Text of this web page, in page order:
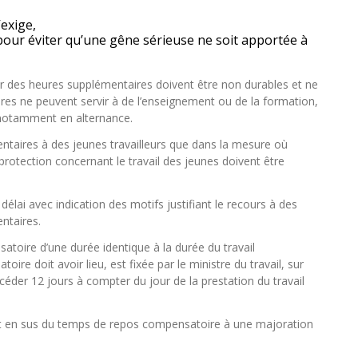
éviter qu’une gêne sérieuse ne soit apportée à
heures supplémentaires doivent être non durables et ne
ne peuvent servir à de l’enseignement ou de la formation,
en alternance.
à des jeunes travailleurs que dans la mesure où
concernant le travail des jeunes doivent être
avec indication des motifs justifiant le recours à des
d’une durée identique à la durée du travail
doit avoir lieu, est fixée par le ministre du travail, sur
12 jours à compter du jour de la prestation du travail
sus du temps de repos compensatoire à une majoration